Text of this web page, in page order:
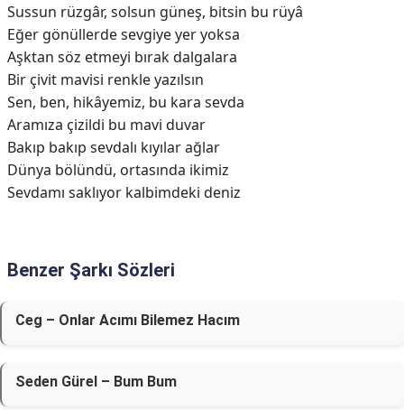
Sussun rüzgâr, solsun güneş, bitsin bu rüyâ
Eğer gönüllerde sevgiye yer yoksa
Aşktan söz etmeyi bırak dalgalara
Bir çivit mavisi renkle yazılsın
Sen, ben, hikâyemiz, bu kara sevda
Aramıza çizildi bu mavi duvar
Bakıp bakıp sevdalı kıyılar ağlar
Dünya bölündü, ortasında ikimiz
Sevdamı saklıyor kalbimdeki deniz
Benzer Şarkı Sözleri
Ceg – Onlar Acımı Bilemez Hacım
Seden Gürel – Bum Bum